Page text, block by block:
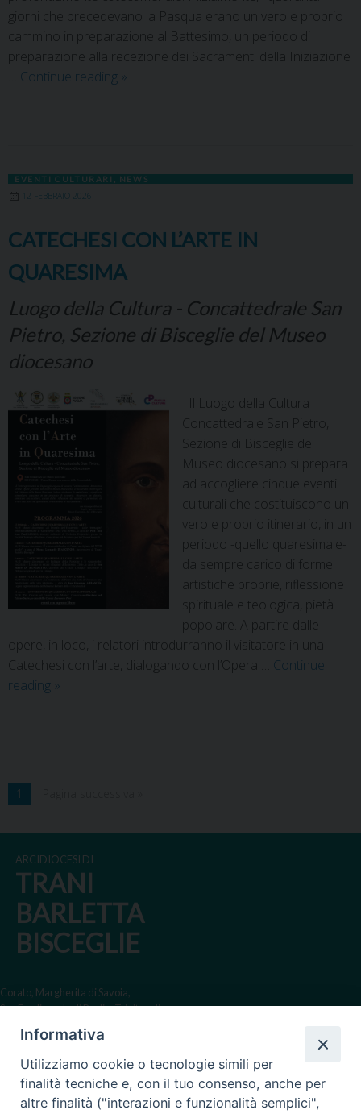
giorni che precedevano la Pasqua erano un vero e proprio
cammino in preparazione al Battesimo, un periodo di
preparazione alla recezione dei Sacramenti della Iniziazione
Continue reading »
EVENTI CULTURARI , NEWS
12 FEBBRAIO 2026
CATECHESI CON L’ARTE IN
QUARESIMA
Luogo della Cultura - Concattedrale San
Pietro, Sezione di Bisceglie del Museo
diocesano
Il Luogo della Cultura
Concattedrale San Pietro,
Sezione di Bisceglie del
Museo diocesano si prepara
ad accogliere cinque eventi
culturali che costituiscono un
vero e proprio itinerario, in un
periodo -quello quaresimale-
da sempre carico di forme
artistiche proprie, riflessione
spirituale e teologica, pietà
popolare. A partire dalle
opere, in loco, i relatori introdurranno il visitatore in una
Catechesi con l’arte, dialogando con l’Opera … Continue
reading »
1
ARCIDIOCESI DI
TRANI
BARLETTA
BISCEGLIE
Corato, Margherita di Savoia,
San Ferdinando di Puglia, Trinitapoli
Sede arcivescovile suffraganea
Regione ecclesiastica Puglia
Informativa
Utilizziamo cookie o tecnologie simili per
finalità tecniche e, con il tuo consenso, anche per
altre finalità ("interazioni e funzionalità semplici",